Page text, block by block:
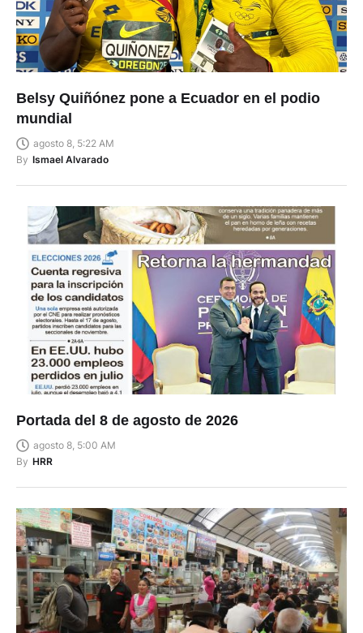
Belsy Quiñónez pone a Ecuador en el podio
mundial
agosto 8, 5:22 AM
By Ismael Alvarado
Portada del 8 de agosto de 2026
agosto 8, 5:00 AM
By HRR